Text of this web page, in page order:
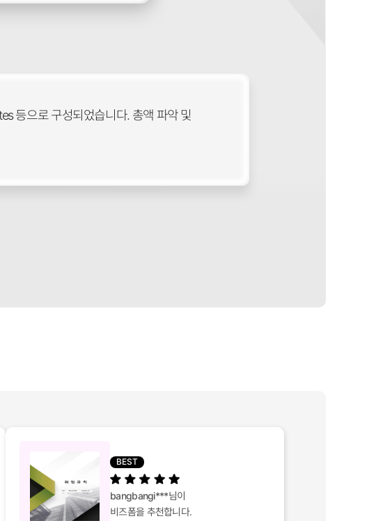
등으로 구성되었습니다. 총액 파악 및
BEST
bangbangi***님이
비즈폼을 추천합니다.